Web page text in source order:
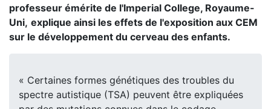
professeur émérite de l'Imperial College, Royaume-
Uni, explique ainsi les effets de l'exposition aux CEM
sur le développement du cerveau des enfants.
« Certaines formes génétiques des troubles du
spectre autistique (TSA) peuvent être expliquées